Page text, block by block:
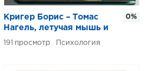
Кригер Борис – Томас
Нагель, летучая мышь и
критика физикализма
191 Психология
0%